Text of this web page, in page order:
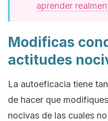
aprender
Modificas
actitudes
La autoeficacia tiene
de hacer que
nocivas de las cuales